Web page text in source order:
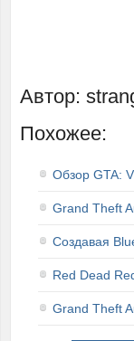
Автор:
Похожее:
Обзор GTA:
Grand Theft
Создавая
Red Dead
Grand Theft